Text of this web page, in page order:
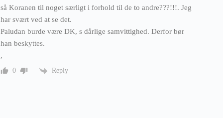
så Koranen til noget særligt i forhold til de to andre???!!!. Jeg
har svært ved at se det.
Paludan burde være DK, s dårlige samvittighed. Derfor bør
han beskyttes.
,
0 Reply